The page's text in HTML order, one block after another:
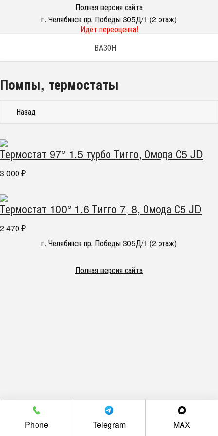
Полная версия сайта
г. Челябинск пр. Победы 305Д/1 (2 этаж)
Идёт переоценка!
ВАЗОН
Помпы, термостаты
Назад
Термостат 97° 1.5 турбо Тигго, Омода С5 JD
3 000 ₽
Термостат 100° 1.6 Тигго 7, 8, Омода С5 JD
2 470 ₽
г. Челябинск пр. Победы 305Д/1 (2 этаж)
Полная версия сайта
Phone Telegram MAX